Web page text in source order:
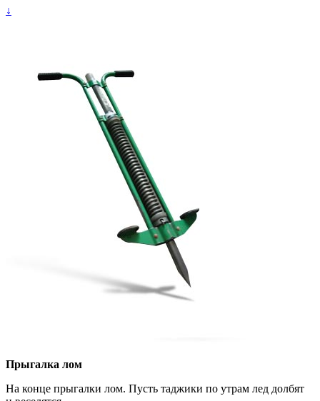
↓
Прыгалка лом
На конце прыгалки лом. Пусть таджики по утрам лед долбят